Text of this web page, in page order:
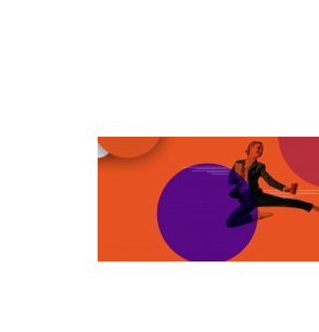
Appuyez sur